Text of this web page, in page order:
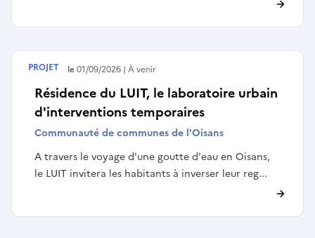
Résidence du LUIT, le laboratoire urbain
d'interventions temporaires
Communauté de communes de l'Oisans
A travers le voyage d'une goutte d'eau en Oisans,
le LUIT invitera les habitants à inverser leur reg...
Débute le01/09/2026 À venir
PROJET